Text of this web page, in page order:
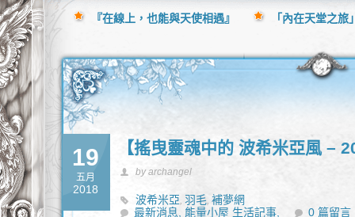
19
五月
2018
【搖曳靈魂中的 波希米亞風 –
by archangel
波希米亞,羽毛,補夢網
最新消息, 能量小屋 生活記事, 0 篇留言
『在線上，也能與天使相遇』 「內在天堂之